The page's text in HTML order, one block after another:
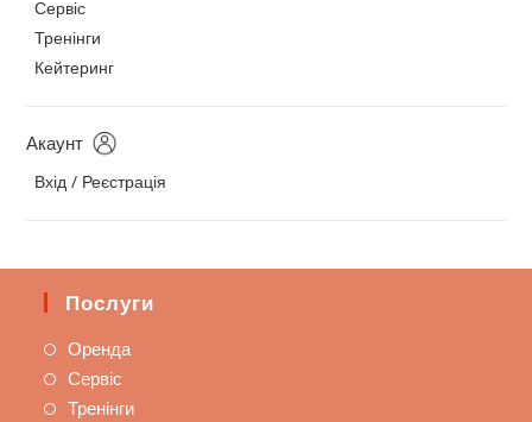
Сервіс
Тренінги
Кейтеринг
Акаунт
Вхід / Реєстрація
Послуги
Оренда
Сервіс
Тренінги